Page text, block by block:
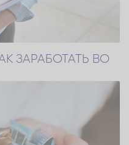
ЗАРАБОТАТЬ ВО